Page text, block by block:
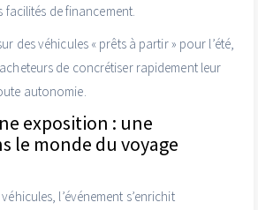
facilités de financement.
des véhicules « prêts à partir » pour l’été,
de concrétiser rapidement leur
autonomie.
exposition : une
le monde du voyage
l’événement s’enrichit